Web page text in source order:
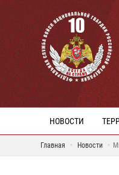
НОВОСТИ
Главная Новости